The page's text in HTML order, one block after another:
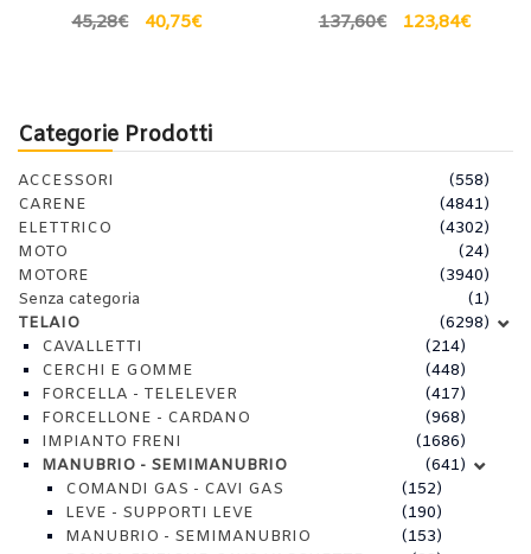
45,28€ 40,75€
137,60€ 123,84€
Categorie Prodotti
ACCESSORI
(558)
CARENE
(4841)
ELETTRICO
(4302)
MOTO
(24)
MOTORE
(3940)
Senza categoria
(1)
TELAIO
(6298)
CAVALLETTI
(214)
CERCHI E GOMME
(448)
FORCELLA - TELELEVER
(417)
FORCELLONE - CARDANO
(968)
IMPIANTO FRENI
(1686)
MANUBRIO - SEMIMANUBRIO
(641)
COMANDI GAS - CAVI GAS
(152)
LEVE - SUPPORTI LEVE
(190)
MANUBRIO - SEMIMANUBRIO
(153)